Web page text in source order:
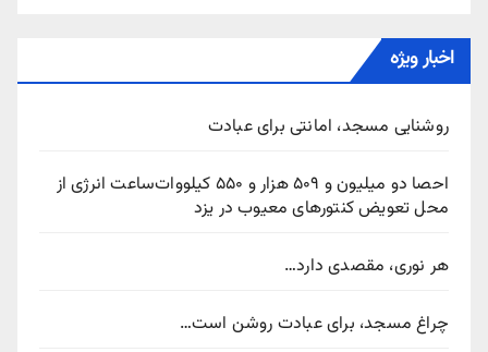
اخبار ویژه
روشنایی مسجد، امانتی برای عبادت
احصا دو میلیون و ۵۰۹ هزار و ۵۵۰ کیلووات‌ساعت انرژی از
محل تعویض کنتورهای معیوب در یزد
هر نوری، مقصدی دارد…
چراغ مسجد، برای عبادت روشن است…